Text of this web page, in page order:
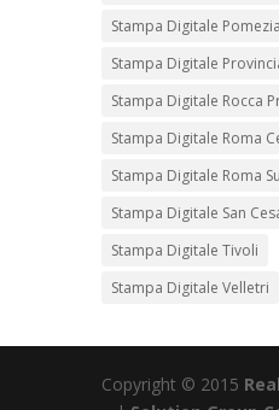
Stampa Digitale Pomezia
Stampa Digitale
Stampa Digitale Rocca
Stampa Digitale Roma
Stampa Digitale Roma
Stampa Digitale San
Stampa Digitale Tivoli
Stampa Digitale Velletri
Copyright © 2015